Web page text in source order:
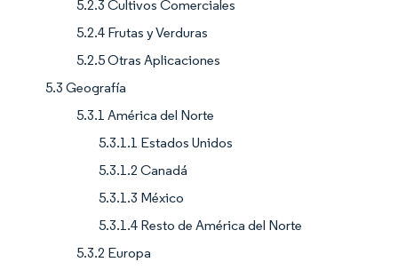
5.2.3 Cultivos Comerciales
5.2.4 Frutas y Verduras
5.2.5 Otras Aplicaciones
5.3 Geografía
5.3.1 América del Norte
5.3.1.1 Estados Unidos
5.3.1.2 Canadá
5.3.1.3 México
5.3.1.4 Resto de América del Norte
5.3.2 Europa